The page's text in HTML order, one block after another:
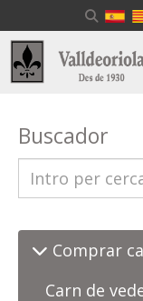
Buscador
Comprar
Carn de